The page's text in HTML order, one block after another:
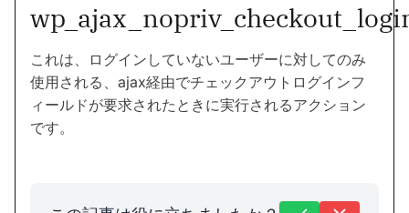
これは、ログインしていないユーザーに対してのみ
使用される、ajax経由でチェックアウトログインフ
ィールドが要求されたときに実行されるアクション
です。